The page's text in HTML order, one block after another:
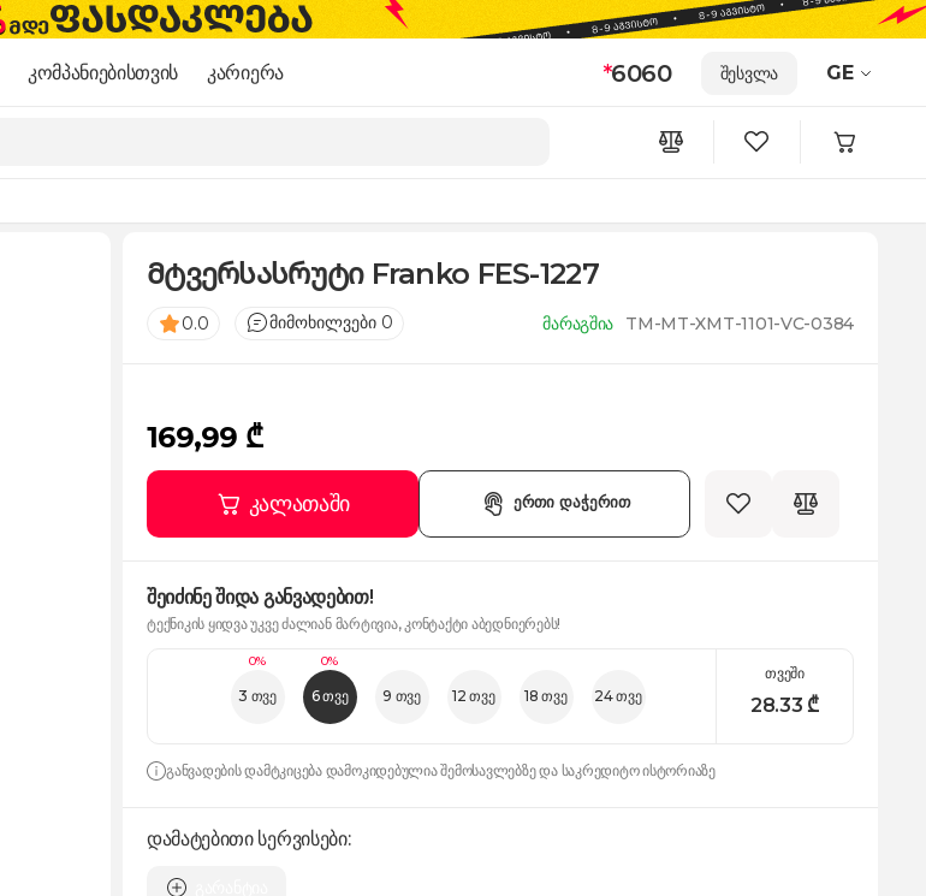
კომპანიებისთვის კარიერა *6060 შესვლა GE
Მტვერსასრუტი Franko FES-1227
0.0 მიმოხილვები 0 მარაგშია TM-MT-XMT-1101-VC-0384
169,99 ₾
კალათაში ერთი დაჭერით
შეიძინე შიდა განვადებით!
ტექნიკის ყიდვა უკვე ძალიან მარტივია, კონტაქტი აბედნიერებს!
0%
3 თვე
0%
6 თვე 9 თვე 12 თვე 18 თვე 24 თვე
თვეში
28.33₾
განვადების დამტკიცება დამოკიდებულია შემოსავლებზე და საკრედიტო ისტორიაზე
დამატებითი სერვისები: